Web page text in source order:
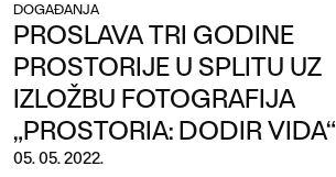
DOGAĐANJA
PROSLAVA TRI GODINE
PROSTORIJE U SPLITU UZ
IZLOŽBU FOTOGRAFIJA
„PROSTORIA: DODIR VIDA“
05. 05. 2022.